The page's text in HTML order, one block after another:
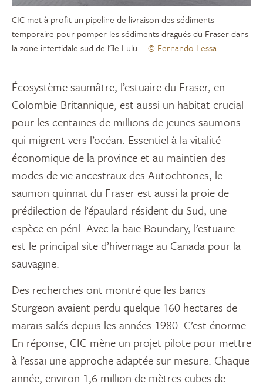
CIC met à profit un pipeline de livraison des sédiments
temporaire pour pomper les sédiments dragués du Fraser dans
la zone intertidale sud de l’île Lulu.
© Fernando Lessa
Écosystème saumâtre, l’estuaire du Fraser, en
Colombie-Britannique, est aussi un habitat crucial
pour les centaines de millions de jeunes saumons
qui migrent vers l’océan. Essentiel à la vitalité
économique de la province et au maintien des
modes de vie ancestraux des Autochtones, le
saumon quinnat du Fraser est aussi la proie de
prédilection de l’épaulard résident du Sud, une
espèce en péril. Avec la baie Boundary, l’estuaire
est le principal site d’hivernage au Canada pour la
sauvagine.
Des recherches ont montré que les bancs
Sturgeon avaient perdu quelque 160 hectares de
marais salés depuis les années 1980. C’est énorme.
En réponse, CIC mène un projet pilote pour mettre
à l’essai une approche adaptée sur mesure. Chaque
année, environ 1,6 million de mètres cubes de